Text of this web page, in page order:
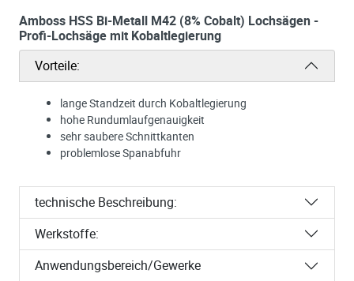
Amboss HSS Bi-Metall M42 (8% Cobalt) Lochsägen -
Profi-Lochsäge mit Kobaltlegierung
Vorteile:
lange Standzeit durch Kobaltlegierung
hohe Rundumlaufgenauigkeit
sehr saubere Schnittkanten
problemlose Spanabfuhr
technische Beschreibung:
Werkstoffe:
Anwendungsbereich/Gewerke